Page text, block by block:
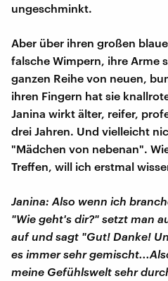
ungeschminkt.
Aber über ihren großen
falsche Wimpern, ihre Arme
ganzen Reihe von neuen,
ihren Fingern hat sie
Janina wirkt älter, reifer,
drei Jahren. Und vielleicht
"Mädchen von nebenan".
Treffen, will ich erstmal
Janina: Also wenn ich
"Wie geht's dir?" setzt man
auf und sagt "Gut! Danke!
es immer sehr
meine Gefühlswelt sehr